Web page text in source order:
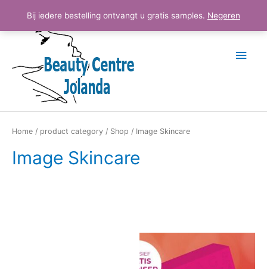
Bij iedere bestelling ontvangt u gratis samples. Negeren
Home / product category / Shop / Image Skincare
Image Skincare